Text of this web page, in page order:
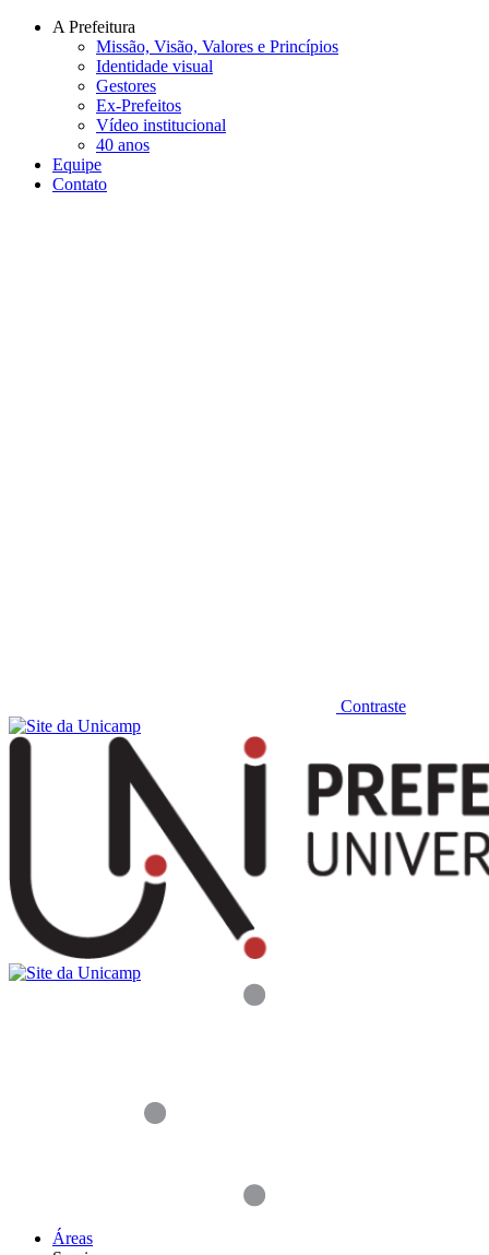
Conteúdo principal
A Prefeitura
Missão, Visão, Valores e Princípios
Identidade visual
Gestores
Ex-Prefeitos
Vídeo institucional
40 anos
Equipe
Contato
Contraste
Áreas